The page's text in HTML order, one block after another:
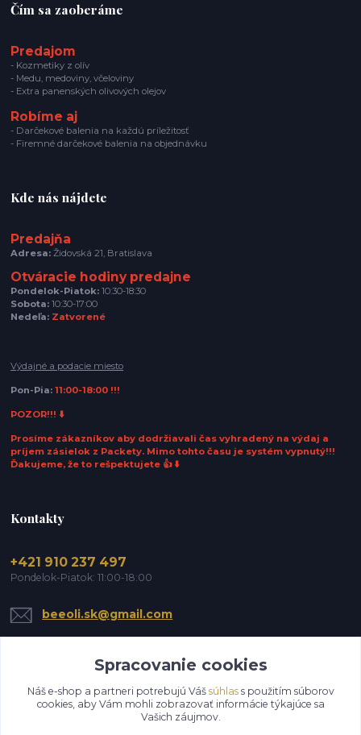
Čím sa zaoberáme
Predajom
- Kozmetiky z olív
- Medu, medoviny, včeloviny
- Extra panenských olivových olejov
Robíme aj
- Darčekové balenia na každú príležitosť
- Firemné darčekové balenia na objednávku
Kde nás nájdete
Predajňa
Adresa: Židovská 21, Bratislava
Otváracie hodiny predajne
Pondelok-Piatok: 10:30-18:30
Sobota: 10:30-17:00
Nedeľa: Zatvorené
Výdajné a podacie miesto
Pon-Pia:11:00-18:00 !!!
POZOR!!! ⬇️
Prosíme zákazníkov aby dodržiavali čas vyhradený na výdaj a
príjem zásielok z Packety. Mimo tohto času je systém vypnutý!!!
Ďakujeme, že to rešpektujete 👍 ⬇️
Kontakty
+421 910 237 497
Pondelok-Piatok: 11:00-18:00
beeoli.sk@gmail.com
Spracovanie cookies
Náš e-shop a partneri potrebujú Váš súhlass použitím súborov
cookies, aby Vám mohli zobrazovať informácie týkajúce sa
Vašich záujmov.